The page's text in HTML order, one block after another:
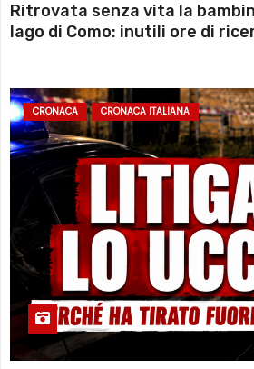
Ritrovata senza vita la
lago di Como: inutili ore di
CRONACA CRONACA ITALIANA